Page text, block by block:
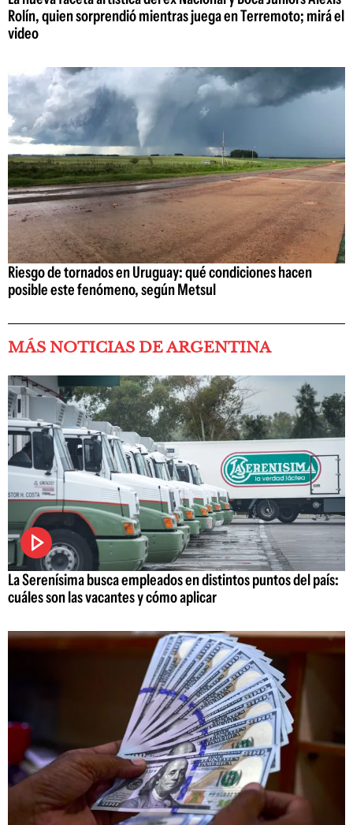
Rolín, quien sorprendió mientras juega en Terremoto; mirá el
video
Riesgo de tornados en Uruguay: qué condiciones hacen
posible este fenómeno, según Metsul
MÁS NOTICIAS DE ARGENTINA
La Serenísima busca empleados en distintos puntos del país:
cuáles son las vacantes y cómo aplicar